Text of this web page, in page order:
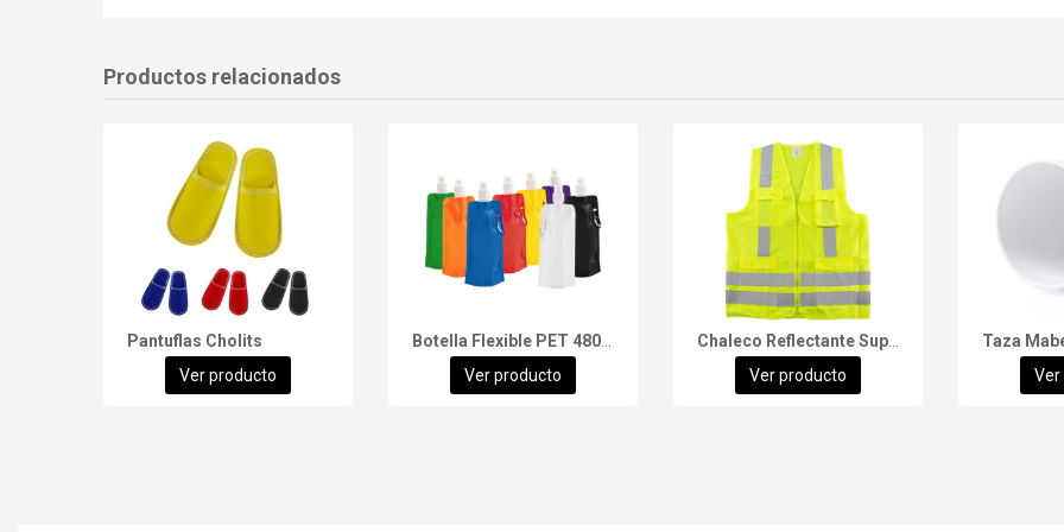
Productos relacionados
Pantuflas Cholits
Ver producto
Ver producto
Ver producto
Taza
Ver